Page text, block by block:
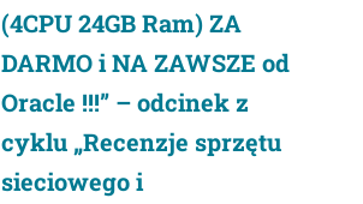
(4CPU 24GB Ram) ZA
DARMO i NA ZAWSZE od
Oracle !!!” – odcinek z
cyklu „Recenzje sprzętu
sieciowego i